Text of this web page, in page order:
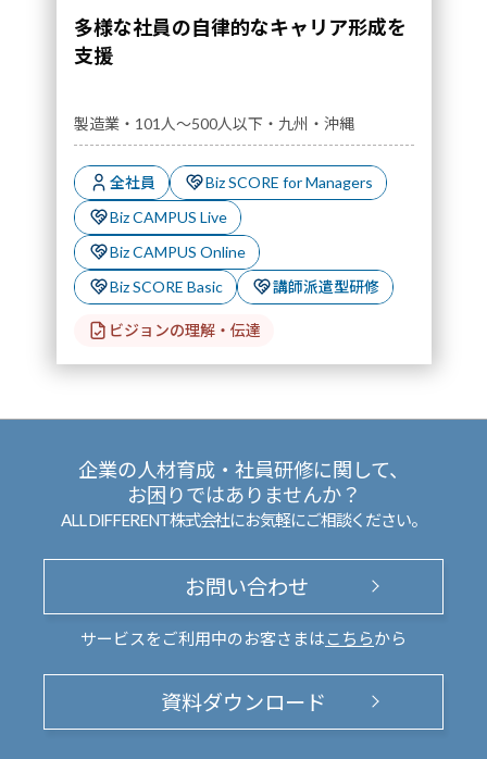
多様な社員の自律的なキャリア形成を
支援
製造業・101人～500人以下・九州・沖縄
全社員
Biz SCORE for Managers
Biz CAMPUS Live
Biz CAMPUS Online
Biz SCORE Basic
講師派遣型研修
ビジョンの理解・伝達
企業の人材育成・社員研修に関して、
お困りではありませんか？
ALL DIFFERENT株式会社にお気軽にご相談ください。
お問い合わせ
サービスをご利用中のお客さまは こちらから
資料ダウンロード